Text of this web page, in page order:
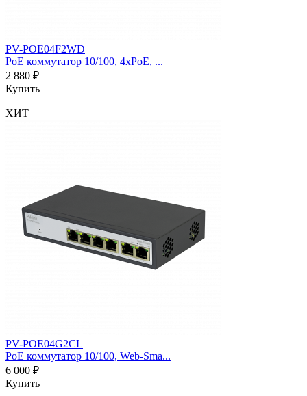
PV-POE04F2WD
PoE коммутатор 10/100, 4xPoE, ...
2 880 ₽
Купить
ХИТ
PV-POE04G2CL
PoE коммутатор 10/100, Web-Sma...
6 000 ₽
Купить